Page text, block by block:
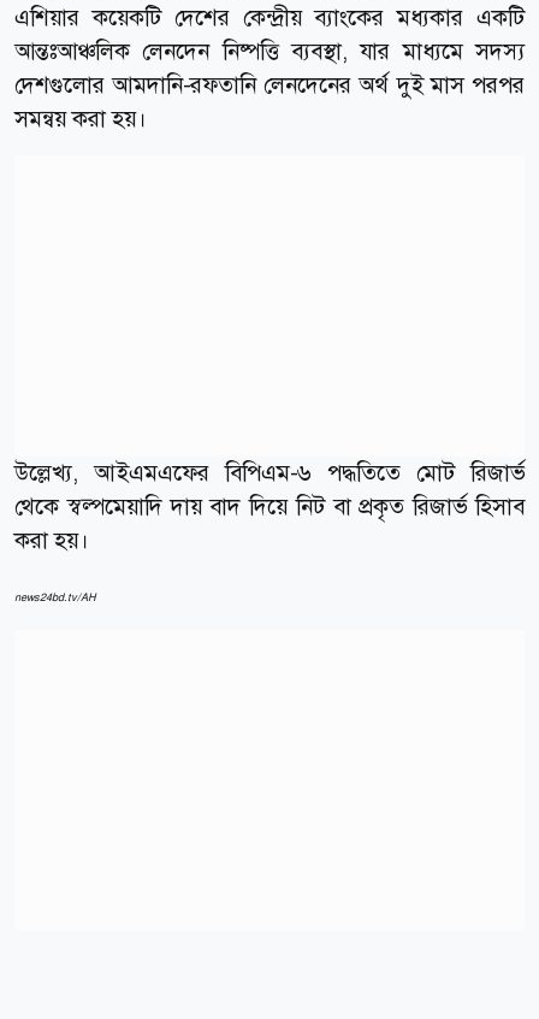
এশিয়ার কয়েকটি দেশের কেন্দ্রীয় ব্যাংকের মধ্যকার একটি
আন্তঃআঞ্চলিক লেনদেন নিষ্পত্তি ব্যবস্থা, যার মাধ্যমে সদস্য
দেশগুলোর আমদানি-রফতানি লেনদেনের অর্থ দুই মাস পরপর
সমন্বয় করা হয়।
উল্লেখ্য, আইএমএফের বিপিএম-৬ পদ্ধতিতে মোট রিজার্ভ
থেকে স্বল্পমেয়াদি দায় বাদ দিয়ে নিট বা প্রকৃত রিজার্ভ হিসাব
করা হয়।
news24bd.tv/AH